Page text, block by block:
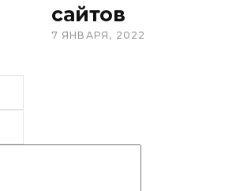
сайтов
7 ЯНВАРЯ, 2022